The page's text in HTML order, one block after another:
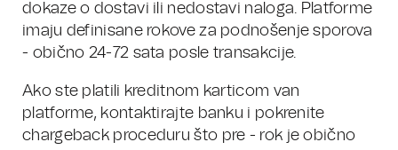
dokaze o dostavi ili nedostavi naloga. Platforme
imaju definisane rokove za podnošenje sporova
- obično 24-72 sata posle transakcije.
Ako ste platili kreditnom karticom van
platforme, kontaktirajte banku i pokrenite
chargeback proceduru što pre - rok je obično